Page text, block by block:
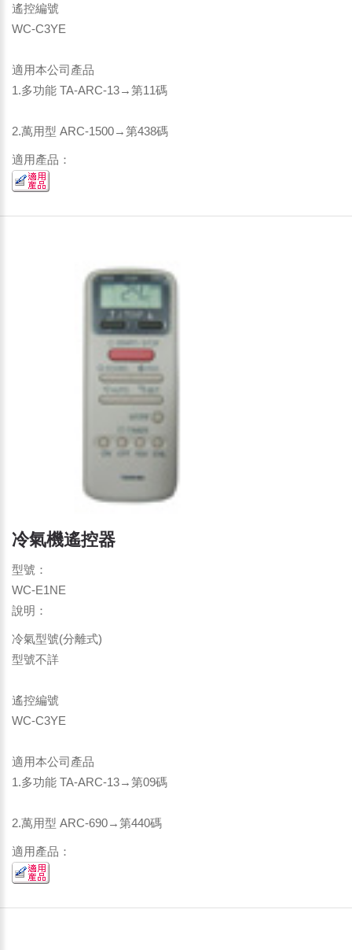
遙控編號
WC-C3YE
適用本公司產品
1.多功能 TA-ARC-13→第11碼
2.萬用型 ARC-1500→第438碼
適用產品：
冷氣機遙控器
型號：
WC-E1NE
說明：
冷氣型號(分離式)
型號不詳
遙控編號
WC-C3YE
適用本公司產品
1.多功能 TA-ARC-13→第09碼
2.萬用型 ARC-690→第440碼
適用產品：